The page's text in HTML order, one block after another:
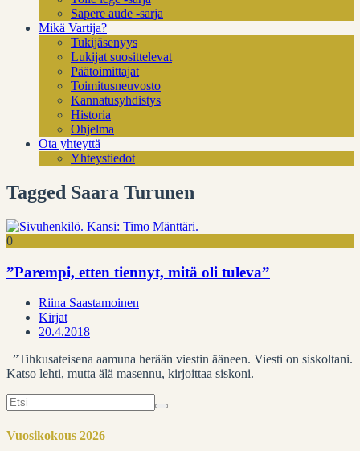
Sapere aude -sarja
Mikä Vartija?
Tukijäsenyys
Lukijat suosittelevat
Päätoimittajat
Toimitusneuvosto
Kannatusyhdistys
Historia
Ohjelma
Ota yhteyttä
Yhteystiedot
Tagged Saara Turunen
0
”Parempi, etten tiennyt, mitä oli tuleva”
Riina Saastamoinen
Kirjat
20.4.2018
”Tihkusateisena aamuna herään viestin ääneen. Viesti on siskoltani.
Katso lehti, mutta älä masennu, kirjoittaa siskoni.
Search
for:
Vuosikokous 2026